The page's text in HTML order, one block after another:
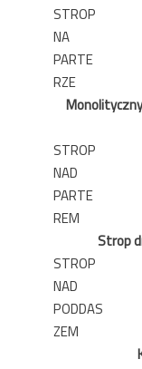
STROP
NA
PARTE
RZE
STROP
NAD
PARTE
REM
Strop
STROP
NAD
PODDAS
ZEM